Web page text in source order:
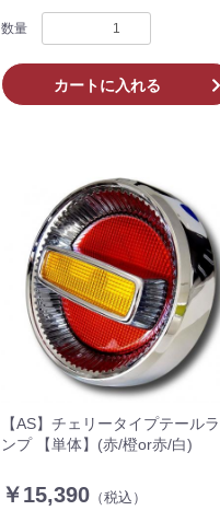
3連サイズ
数量
カートに入れる
【AS】チェリータイプテールラ
ンプ 【単体】(赤/橙or赤/白)
￥15,390 （税込）